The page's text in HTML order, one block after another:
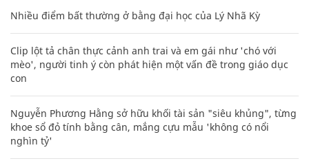
Nhiều điểm bất thường ở bằng đại học của Lý Nhã Kỳ
Clip lột tả chân thực cảnh anh trai và em gái như 'chó với
mèo', người tinh ý còn phát hiện một vấn đề trong giáo dục
con
Nguyễn Phương Hằng sở hữu khối tài sản "siêu khủng", từng
khoe sổ đỏ tính bằng cân, mắng cựu mẫu 'không có nổi
nghìn tỷ'